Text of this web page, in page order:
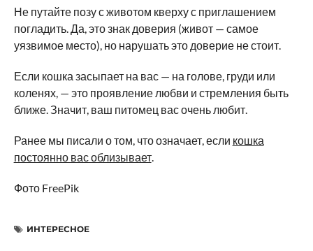
Не путайте позу с животом кверху с приглашением
погладить. Да, это знак доверия (живот — самое
уязвимое место), но нарушать это доверие не стоит.
Если кошка засыпает на вас — на голове, груди или
коленях, — это проявление любви и стремления быть
ближе. Значит, ваш питомец вас очень любит.
Ранее мы писали о том, что означает, если кошка
постоянно вас облизывает.
Фото FreePik
ИНТЕРЕСНОЕ